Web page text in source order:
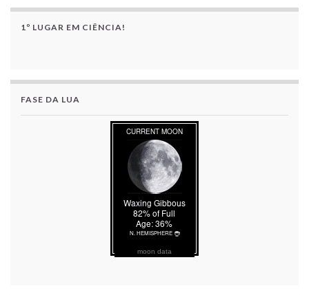
1º LUGAR EM CIÊNCIA!
FASE DA LUA
moon data